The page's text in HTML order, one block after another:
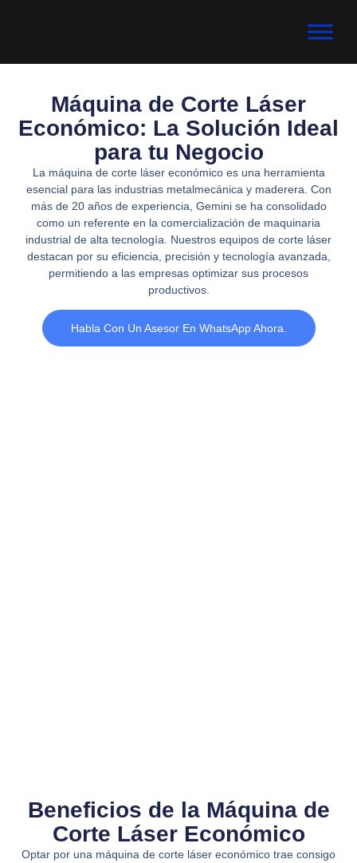
Máquina de Corte Láser
Económico: La Solución Ideal
para tu Negocio
La máquina de corte láser económico es una herramienta
esencial para las industrias metalmecánica y maderera. Con
más de 20 años de experiencia, Gemini se ha consolidado
como un referente en la comercialización de maquinaria
industrial de alta tecnología. Nuestros equipos de corte láser
destacan por su eficiencia, precisión y tecnología avanzada,
permitiendo a las empresas optimizar sus procesos
productivos.
Habla Con Un Asesor En WhatsApp Ahora.
Beneficios de la Máquina de
Corte Láser Económico
Optar por una máquina de corte láser económico trae consigo